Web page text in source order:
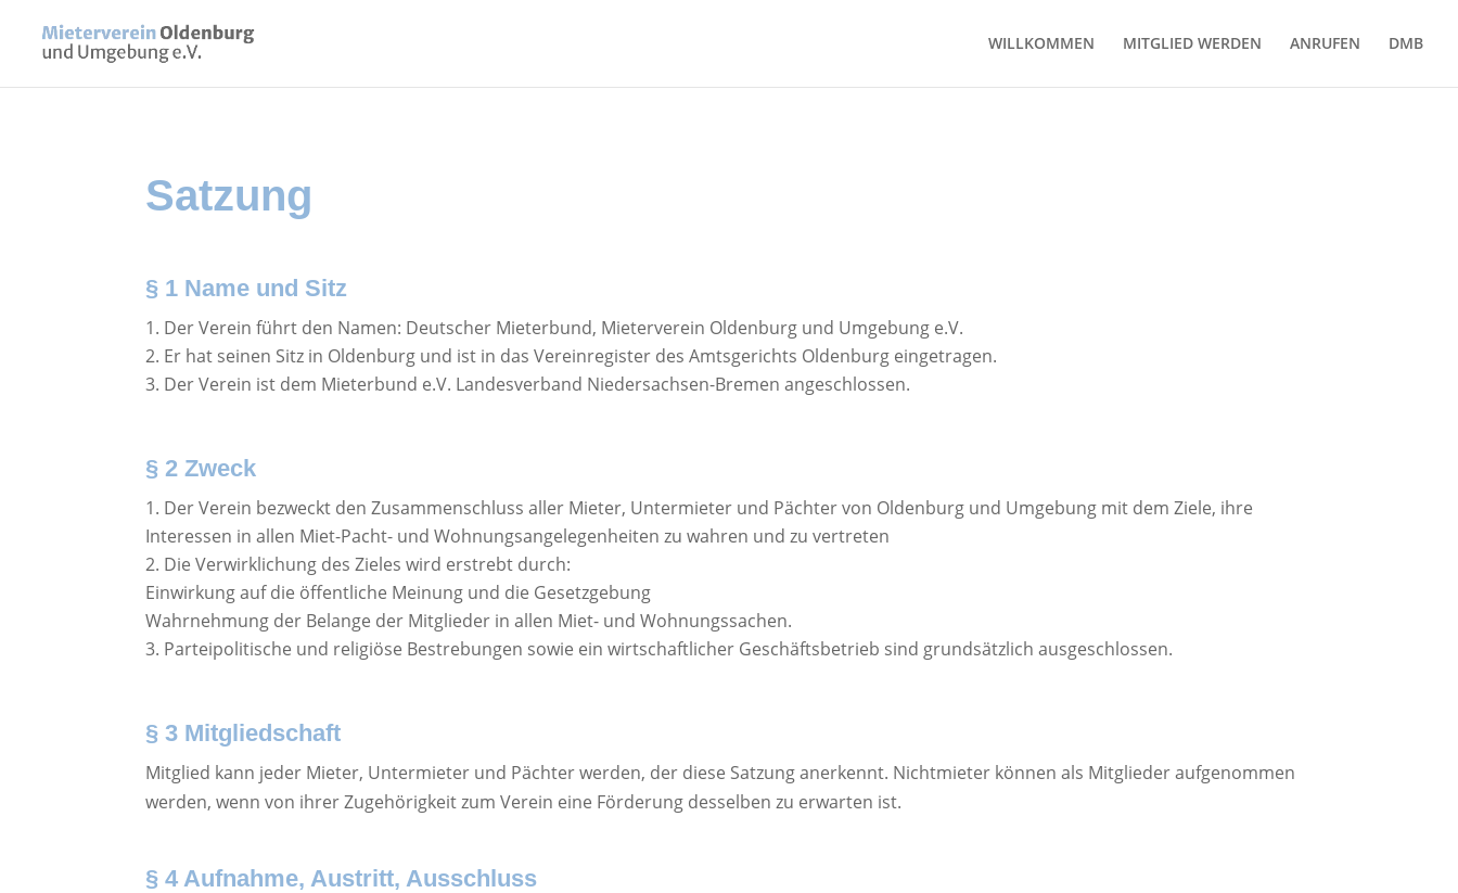
WILLKOMMEN MITGLIED WERDEN ANRUFEN DMB
Satzung
§ 1 Name und Sitz
Der Verein führt den Namen: Deutscher Mieterbund, Mieterverein Oldenburg und Umgebung e.V.
Er hat seinen Sitz in Oldenburg und ist in das Vereinregister des Amtsgerichts Oldenburg eingetragen.
Der Verein ist dem Mieterbund e.V. Landesverband Niedersachsen-Bremen angeschlossen.
§ 2 Zweck
Der Verein bezweckt den Zusammenschluss aller Mieter, Untermieter und Pächter von Oldenburg und Umgebung mit dem Ziele, ihre
Interessen in allen Miet-Pacht- und Wohnungsangelegenheiten zu wahren und zu vertreten
Die Verwirklichung des Zieles wird erstrebt durch:
Einwirkung auf die öffentliche Meinung und die Gesetzgebung
Wahrnehmung der Belange der Mitglieder in allen Miet- und Wohnungssachen.
Parteipolitische und religiöse Bestrebungen sowie ein wirtschaftlicher Geschäftsbetrieb sind grundsätzlich ausgeschlossen.
§ 3 Mitgliedschaft
Mitglied kann jeder Mieter, Untermieter und Pächter werden, der diese Satzung anerkennt. Nichtmieter können als Mitglieder aufgenommen
werden, wenn von ihrer Zugehörigkeit zum Verein eine Förderung desselben zu erwarten ist.
§ 4 Aufnahme, Austritt, Ausschluss